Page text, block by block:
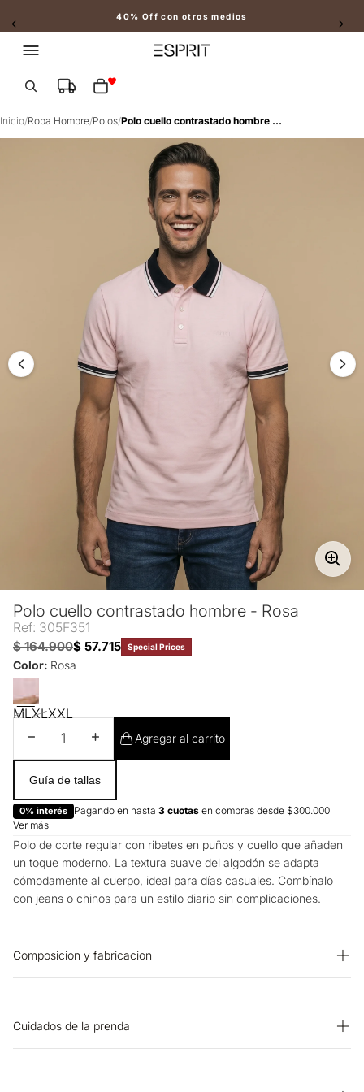
40% Off con otros medios
Slide 2 of 2
Inicio/Ropa Hombre/Polos/ Polo cuello contrastado hombre - Rosa
Polo cuello contrastado hombre - Rosa
Ref: 305F351
$ 164.900$ 57.715 Special Prices
Color: Rosa
ML XLXXL
Disminuir cantidadAumentar cantidad
Agregar al carrito
Guía de tallas
0% interés Pagando en hasta 3 cuotas en compras desde $300.000
Ver más
Polo de corte regular con ribetes en puños y cuello que añaden
un toque moderno. La textura suave del algodón se adapta
cómodamente al cuerpo, ideal para días casuales. Combínalo
con jeans o chinos para un estilo diario sin complicaciones.
Composicion y fabricacion
Cuidados de la prenda